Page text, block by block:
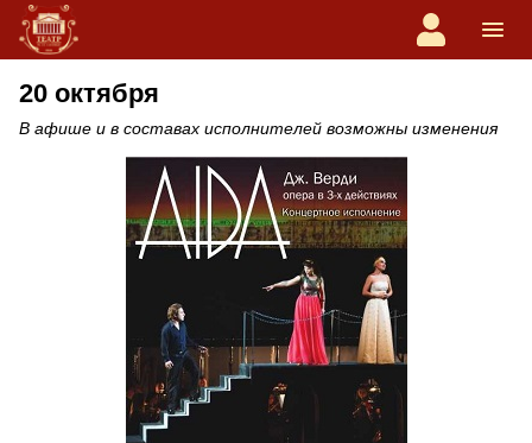
20 октября
В афише и в составах исполнителей возможны изменения